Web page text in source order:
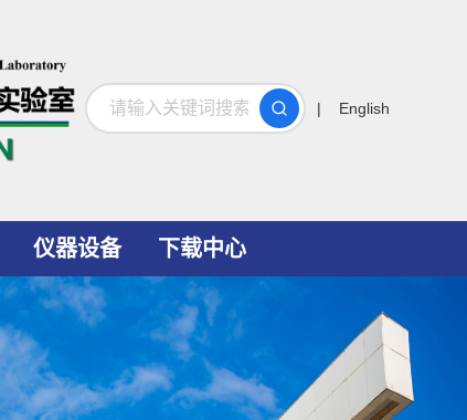
搜索
| English
仪器设备 下载中心